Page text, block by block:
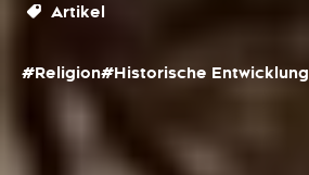
Artikel
#Religion#Historische Entwicklung